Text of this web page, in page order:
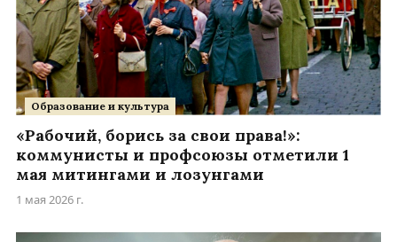
Образование и культура
«Рабочий, борись за свои права!»:
коммунисты и профсоюзы отметили 1
мая митингами и лозунгами
1 мая 2026 г.